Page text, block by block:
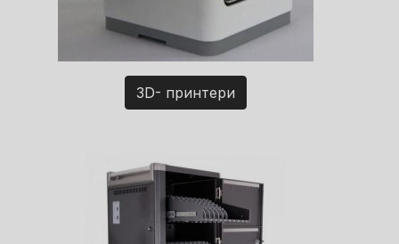
3D- принтери